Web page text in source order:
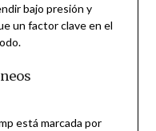
bajo presión y
un factor clave en el
está marcada por